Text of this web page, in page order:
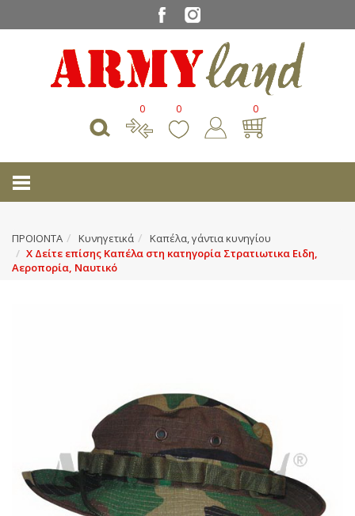
0 0 0
ΠΡΟΙΟΝΤΑ Κυνηγετικά
Καπέλα, γάντια κυνηγίου
Χ Δείτε επίσης Καπέλα στη κατηγορία Στρατιωτικα Ειδη,
Αεροπορία, Ναυτικό